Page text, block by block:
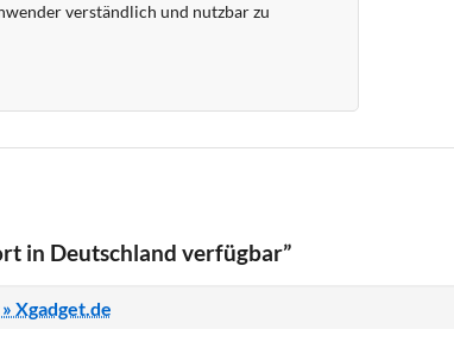
verständlich und nutzbar zu
in Deutschland verfügbar”
Xgadget.de